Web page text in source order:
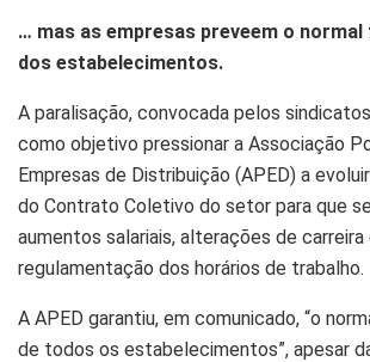
… mas as empresas preveem o
dos estabelecimentos.
A paralisação, convocada pelos
como objetivo pressionar a Associação
Empresas de Distribuição (APED) a
do Contrato Coletivo do setor para que
aumentos salariais, alterações de carreira
regulamentação dos horários de trabalho.
A APED garantiu, em comunicado, “o
de todos os estabelecimentos”, apesar